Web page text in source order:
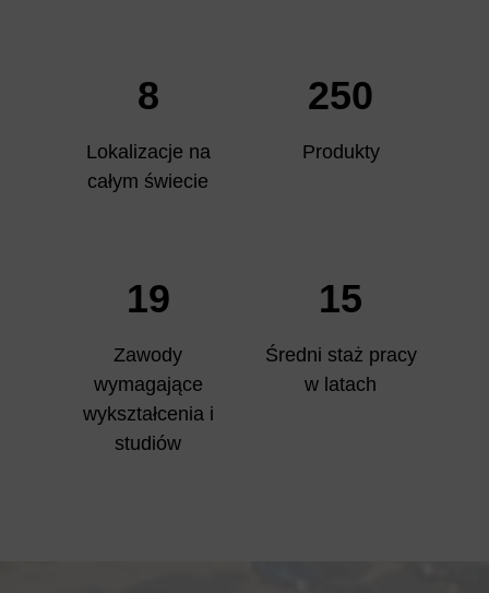
8
Lokalizacje na
całym świecie
250
Produkty
19
Zawody
wymagające
wykształcenia i
studiów
15
Średni staż pracy
w latach